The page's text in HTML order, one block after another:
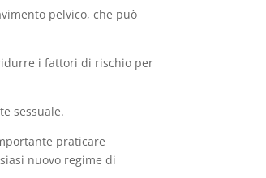
pelvico, che può
i fattori di rischio per
sessuale.
praticare
nuovo regime di